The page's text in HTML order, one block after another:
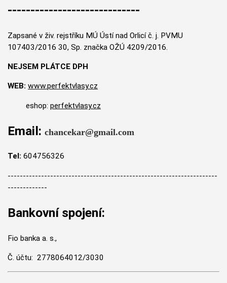
-----------------------------
Zapsané v živ. rejstříku MÚ Ústí nad Orlicí č. j. PVMU
107403/2016 30, Sp. značka OŽÚ 4209/2016.
NEJSEM PLÁTCE DPH
WEB: www.perfektvlasy.cz
eshop: perfektvlasy.cz
Email: chancekar@gmail.com
Tel: 604756326
---------------------------------------------------------------------
-------------
Bankovní spojení:
Fio banka a. s.,
Č. účtu: 2778064012/3030